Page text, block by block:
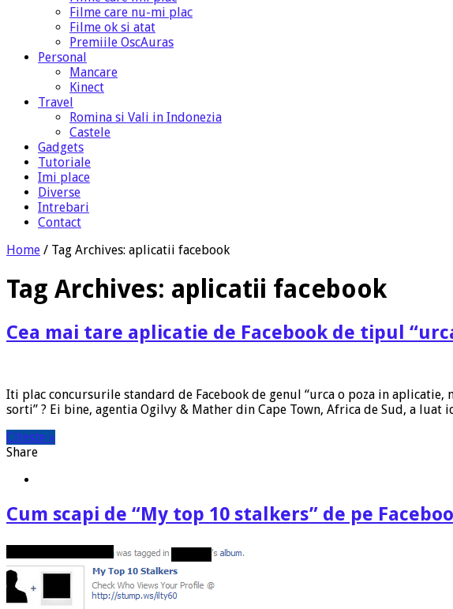
Filme care nu-mi plac
Filme ok si atat
Premiile OscAuras
Personal
Mancare
Kinect
Travel
Romina si Vali in Indonezia
Castele
Gadgets
Tutoriale
Imi place
Diverse
Intrebari
Contact
Home / Tag Archives: aplicatii facebook
Tag Archives: aplicatii facebook
Cea mai tare aplicatie de Facebook de tipul
Iti plac concursurile standard de Facebook de genul “urca o poza in
sorti” ? Ei bine, agentia Ogilvy & Mather din Cape Town, Africa de Sud, a
Citeste »
Share
Cum scapi de “My top 10 stalkers” de pe